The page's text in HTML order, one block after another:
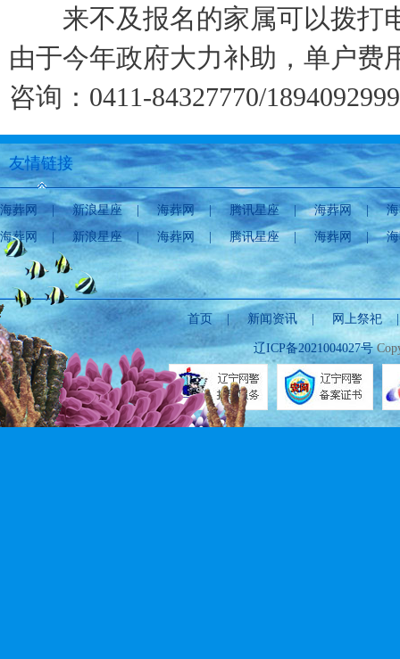
来不及报名的家属可以拨打
由于今年政府大力补助，单户费
咨询： 0411-84327770/
友情链接
海葬网 |新浪星座|海葬网| 腾讯星座|海葬网|
海葬网
新浪星座| 海葬网 |腾讯星座| 海葬网 |
首页| 新闻资讯 网上祭祀
辽ICP备2021004027号